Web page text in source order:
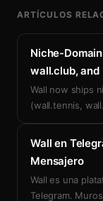
ARTÍCULOS
Niche-
wall.club, and
Wall now ships
(wall.tennis,
Wall en
Mensajero
Wall es una
Telegram.